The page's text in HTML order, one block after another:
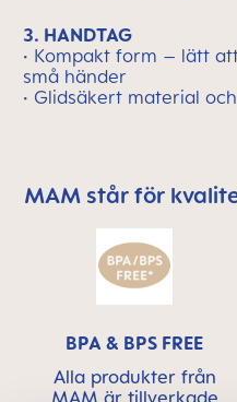
3. HANDTAG
• Kompakt form – lätt
små händer
• Glidsäkert material
Skip MAM Means
MAM står för
BPA & BPS FREE
Alla produkter från
MAM är tillverkade